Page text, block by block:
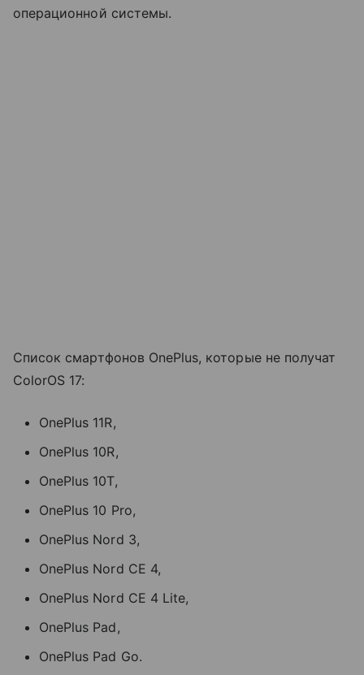
операционной системы.
Список смартфонов OnePlus, которые не получат
ColorOS 17:
OnePlus 11R,
OnePlus 10R,
OnePlus 10T,
OnePlus 10 Pro,
OnePlus Nord 3,
OnePlus Nord CE 4,
OnePlus Nord CE 4 Lite,
OnePlus Pad,
OnePlus Pad Go.